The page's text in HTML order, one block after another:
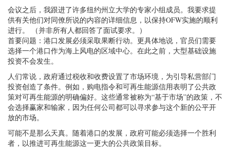
会议之后，我跟进了许多纽约州立大学的专家小组成员。我要求提
供有关他们对同僚所说的内容的详细信息，以保持OFW实施的顺利
进行。 （并非所有人都回答了面试要求。）
首要问题：港口发展必须采取果断行动。更具体地说，官员们需要
选择一个港口作为海上风电的区域中心。在此之前，大型基础设施
投资不会发生。
人们常说，政府通过税收和收费设置了市场环境，为引导私营部门
投资创造了条件。例如，购电指令和可再生能源信用表明了公共政
策对可再生能源的明确偏好。这些通常被称为“基于市场”的政策，不
会选择赢家和输家，因为任何公司都可以寻求参与这个新的公平开
放的市场。
可能不是那么天真。随着港口的发展，政府可能必须选择一个胜利
者，以推进可再生能源这一更大的公共政策目标。